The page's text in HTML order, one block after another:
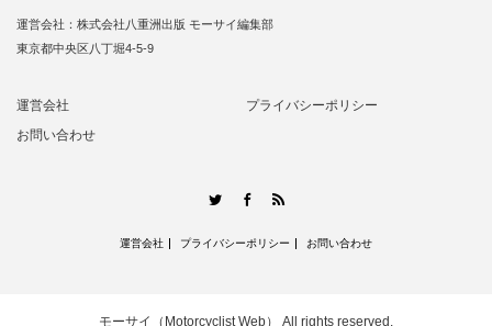
運営会社：株式会社八重洲出版 モーサイ編集部
東京都中央区八丁堀4-5-9
運営会社
プライバシーポリシー
お問い合わせ
TwitterFacebook
運営会社 プライバシーポリシー お問い合わせ
モーサイ（Motorcyclist Web） All rights reserved.